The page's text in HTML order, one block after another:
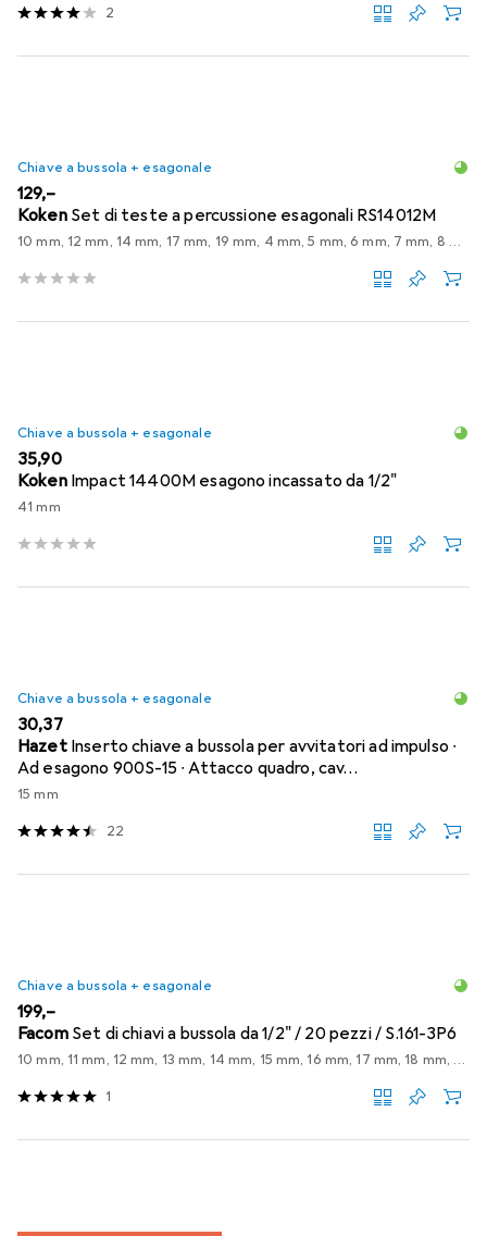
2
Chiave a bussola + esagonale
EUR
129,–
Koken Set di teste a percussione esagonali RS14012M
10 mm, 12 mm, 14 mm, 17 mm, 19 mm, 4 mm, 5 mm, 6 mm, 7 mm, 8 mm
Chiave a bussola + esagonale
EUR
35,90
Koken Impact 14400M esagono incassato da 1/2"
41 mm
Chiave a bussola + esagonale
EUR
30,37
Hazet Inserto chiave a bussola per avvitatori ad impulso ∙
Ad esagono 900S-15 ∙ Attacco quadro, cav…
15 mm
22
Chiave a bussola + esagonale
EUR
199,–
Facom Set di chiavi a bussola da 1/2" / 20 pezzi / S.161-3P6
10 mm, 11 mm, 12 mm, 13 mm, 14 mm, 15 mm, 16 mm, 17 mm, 18 mm, 19 mm, 21 mm, 22 mm, 23 mm, 24 mm, 27 mm, 30 mm, 32 mm, 8 mm, 9 mm
1